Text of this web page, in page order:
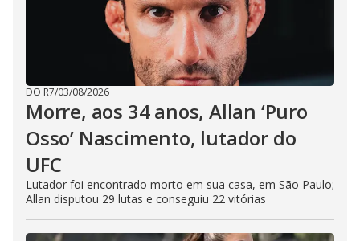
DO R7/03/08/2026
Morre, aos 34 anos, Allan ‘Puro
Osso’ Nascimento, lutador do
UFC
Lutador foi encontrado morto em sua casa, em São Paulo;
Allan disputou 29 lutas e conseguiu 22 vitórias